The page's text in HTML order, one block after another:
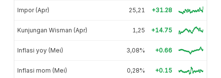
Impor (Apr) 25,21 +31.28
Kunjungan Wisman (Apr) 1,25 +14.75
Inflasi yoy (Mei) 3,08% +0.66
Inflasi mom (Mei) 0,28% +0.15